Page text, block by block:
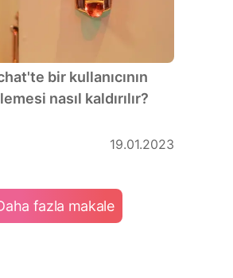
bir kullanıcının
nasıl kaldırılır?
19.01.2023
fazla makale